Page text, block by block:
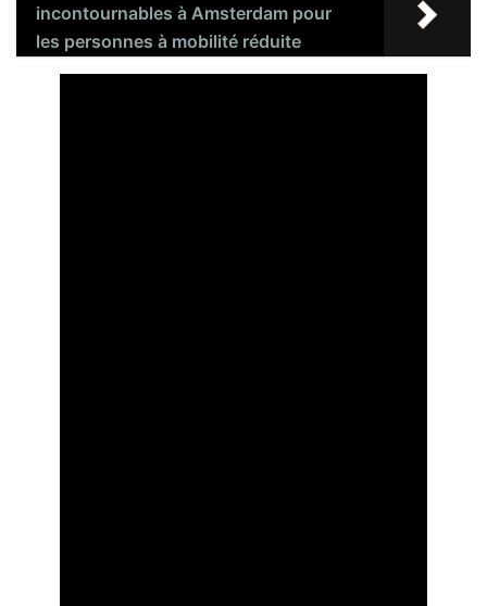
incontournables à Amsterdam pour
les personnes à mobilité réduite